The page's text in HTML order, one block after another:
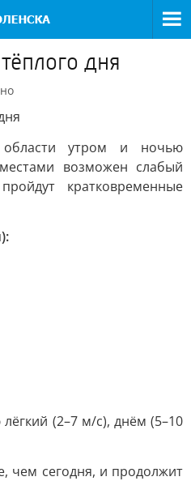
дня
утром и ночью
возможен слабый
кратковременные
(2–7 м/с), днём (5–10
сегодня, и продолжит